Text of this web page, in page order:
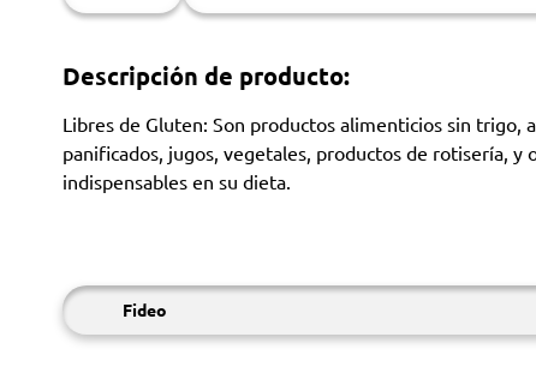
Descripción de producto:
Libres de Gluten: Son productos alimenticios sin trigo,
panificados, jugos, vegetales, productos de rotisería, y
indispensables en su dieta.
Fideo